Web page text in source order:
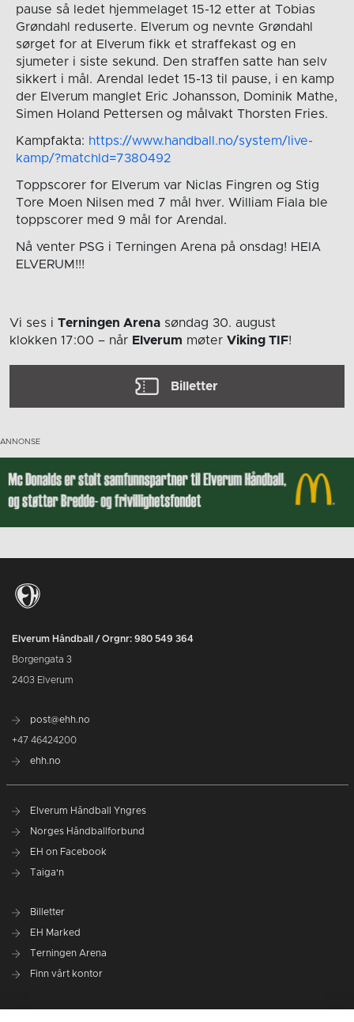
pause så ledet hjemmelaget 15-12 etter at Tobias
Grøndahl reduserte. Elverum og nevnte Grøndahl
sørget for at Elverum fikk et straffekast og en
sjumeter i siste sekund. Den straffen satte han selv
sikkert i mål. Arendal ledet 15-13 til pause, i en kamp
der Elverum manglet Eric Johansson, Dominik Mathe,
Simen Holand Pettersen og målvakt Thorsten Fries.
Kampfakta: https://www.handball.no/system/live-
kamp/?matchId=7380492
Toppscorer for Elverum var Niclas Fingren og Stig
Tore Moen Nilsen med 7 mål hver. William Fiala ble
toppscorer med 9 mål for Arendal.
Nå venter PSG i Terningen Arena på onsdag! HEIA
ELVERUM!!!
Vi ses i Terningen Arena søndag 30. august
klokken 17:00 – når Elverum møter Viking TIF!
Billetter
Elverum Håndball / Orgnr: 980 549 364
Borgengata 3
2403 Elverum
post@ehh.no
+47 46424200
ehh.no
Elverum Håndball Yngres
Norges Håndballforbund
EH on Facebook
Taiga'n
Billetter
EH Marked
Terningen Arena
Finn vårt kontor